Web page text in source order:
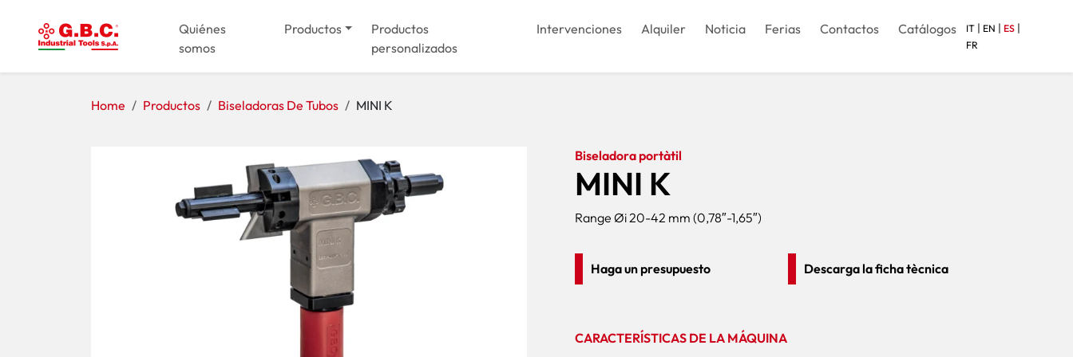
Quiénes
somos
Productos
Productos
personalizados
Intervenciones Alquiler Noticia Ferias Contactos Catálogos IT | EN | ES |
FR
Home Productos Biseladoras De Tubos MINI K
Biseladora portàtil
MINI K
Range Øi 20-42 mm (0,78″-1,65″)
Haga un presupuesto Descarga la ficha tècnica
CARACTERÍSTICAS DE LA MÁQUINA